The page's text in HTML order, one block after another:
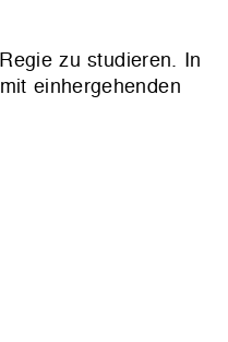
zu studieren. In
einhergehenden